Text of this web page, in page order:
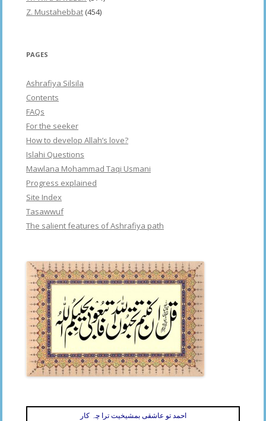
Z. Mustahebbat (454)
PAGES
Ashrafiya Silsila
Contents
FAQs
For the seeker
How to develop Allah’s love?
Islahi Questions
Mawlana Mohammad Taqi Usmani
Progress explained
Site Index
Tasawwuf
The salient features of Ashrafiya path
احمد تو عاشقی بمشیخیت ترا چہ کار